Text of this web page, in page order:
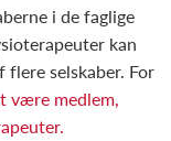
i de faglige
kan
flere selskaber. For
være medlem,